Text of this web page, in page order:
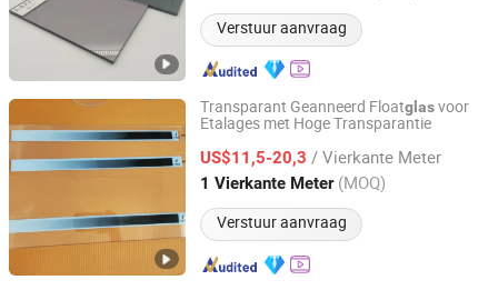
Verstuur aanvraag
Transparant Geanneerd Floatglasvoor
Etalages met Hoge Transparantie
US$11,5-20,3 / Vierkante Meter
1 Vierkante Meter (MOQ)
Verstuur aanvraag
Tai 'an Zhongxin Glass Technology Co., Ltd
Sinds 2026